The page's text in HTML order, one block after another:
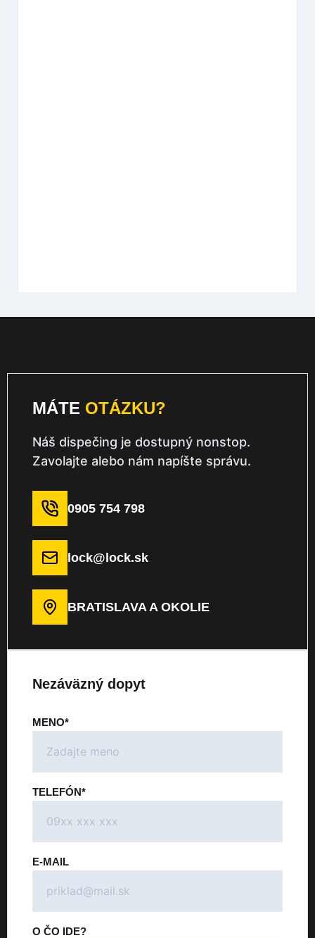
MÁTE OTÁZKU?
Náš dispečing je dostupný nonstop.
Zavolajte alebo nám napíšte správu.
0905 754 798
lock@lock.sk
BRATISLAVA A OKOLIE
Nezáväzný dopyt
MENO*
TELEFÓN*
E-MAIL
O ČO IDE?